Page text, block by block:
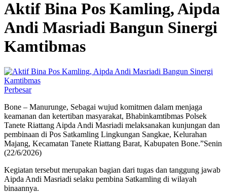
Aktif Bina Pos Kamling, Aipda
Andi Masriadi Bangun Sinergi
Kamtibmas
Perbesar
Bone – Manurunge, Sebagai wujud komitmen dalam menjaga
keamanan dan ketertiban masyarakat, Bhabinkamtibmas Polsek
Tanete Riattang Aipda Andi Masriadi melaksanakan kunjungan dan
pembinaan di Pos Satkamling Lingkungan Sangkae, Kelurahan
Majang, Kecamatan Tanete Riattang Barat, Kabupaten Bone.”Senin
(22/6/2026)
Kegiatan tersebut merupakan bagian dari tugas dan tanggung jawab
Aipda Andi Masriadi selaku pembina Satkamling di wilayah
binaannya.